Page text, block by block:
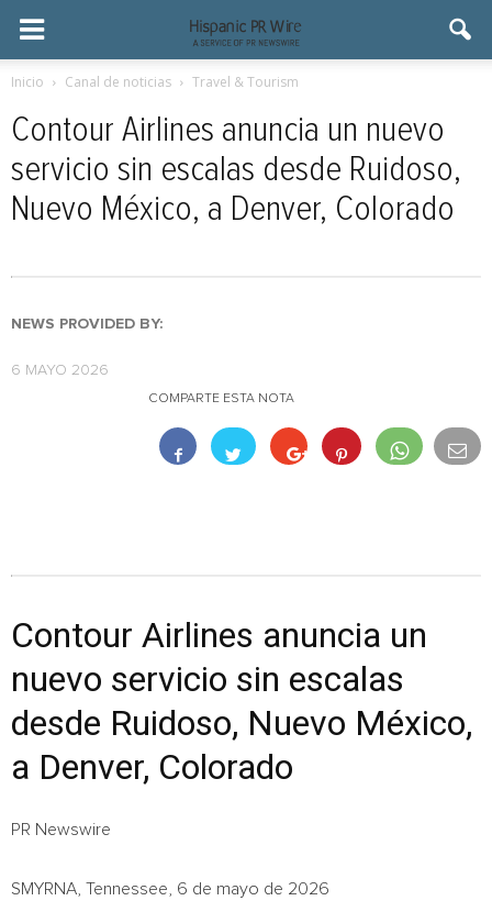
Inicio Canal de noticias Travel & Tourism
Contour Airlines anuncia un nuevo
servicio sin escalas desde Ruidoso,
Nuevo México, a Denver, Colorado
NEWS PROVIDED BY:
6 MAYO 2026
COMPARTE ESTA NOTA
Contour Airlines anuncia un
nuevo servicio sin escalas
desde Ruidoso, Nuevo México,
a Denver, Colorado
PR Newswire
SMYRNA, Tennessee, 6 de mayo de 2026